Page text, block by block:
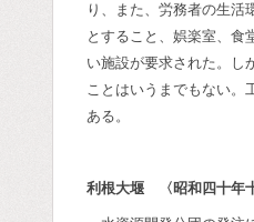
り、また、労務者の生活
とすること、娯楽室、食
い施設が要求された。し
ことはいうまでもない。
ある。
利根大堰 〈昭和四十年